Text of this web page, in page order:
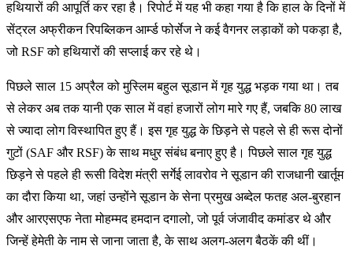
हथियारों की आपूर्ति कर रहा है। रिपोर्ट में यह भी कहा गया है कि हाल के दिनों में
सेंट्रल अफ्रीकन रिपब्लिकन आर्म्ड फोर्सेज ने कई वैगनर लड़ाकों को पकड़ा है,
जो RSF को हथियारों की सप्लाई कर रहे थे।
पिछले साल 15 अप्रैल को मुस्लिम बहुल सूडान में गृह युद्ध भड़क गया था। तब
से लेकर अब तक यानी एक साल में वहां हजारों लोग मारे गए हैं, जबकि 80 लाख
से ज्यादा लोग विस्थापित हुए हैं। इस गृह युद्ध के छिड़ने से पहले से ही रूस दोनों
गुटों (SAF और RSF) के साथ मधुर संबंध बनाए हुए है। पिछले साल गृह युद्ध
छिड़ने से पहले ही रूसी विदेश मंत्री सर्गेई लावरोव ने सूडान की राजधानी खार्तूम
का दौरा किया था, जहां उन्होंने सूडान के सेना प्रमुख अब्देल फतह अल-बुरहान
और आरएसएफ नेता मोहम्मद हमदान दगालो, जो पूर्व जंजावीद कमांडर थे और
जिन्हें हेमेती के नाम से जाना जाता है, के साथ अलग-अलग बैठकें की थीं।